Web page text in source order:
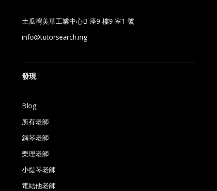
土瓜灣美華工業中心B 座9 樓9 室1 號
info@tutorsearch.ing
發現
Blog
所有老師
鋼琴老師
樂理老師
小提琴老師
電結他老師